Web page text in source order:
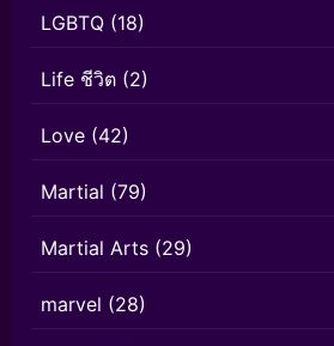
LGBTQ (18)
Life ชีวิต (2)
Love (42)
Martial (79)
Martial Arts (29)
marvel (28)